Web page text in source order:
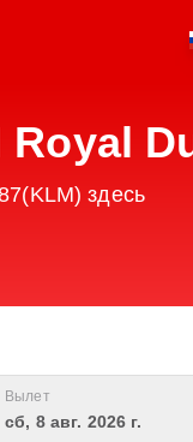
здесь
Вылет
сб, 8 авг. 2026 г.